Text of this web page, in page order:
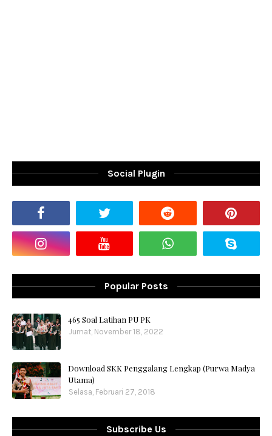
Social Plugin
Popular Posts
465 Soal Latihan PU PK
Jumat, November 18, 2022
Download SKK Penggalang Lengkap (Purwa Madya
Utama)
Selasa, Februari 27, 2018
Subscribe Us